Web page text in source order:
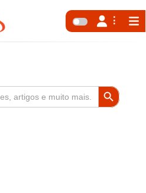
Search Button